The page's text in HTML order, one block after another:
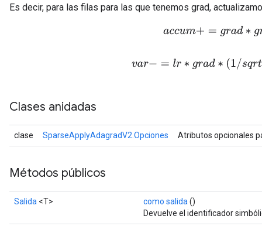
Es decir, para las filas para las que tenemos grad,
accum += grad∗grad
var −=l r∗ grad∗(1 /sqrt(ac
Clases anidadas
clase SparseApplyAdagradV2.Opciones Atributos opcionales
Métodos públicos
Salida <T> como salida ()
Devuelve el identificador